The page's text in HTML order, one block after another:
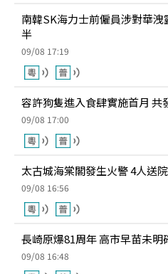
南韓SK海力士前僱員涉對華
半
09/08 17:19
容許狗隻進入食肆實施首月 共
09/08 17:00
太古城海棠閣發生火警 4人送院
09/08 16:56
長崎原爆81周年 高市早苗未
09/08 16:48